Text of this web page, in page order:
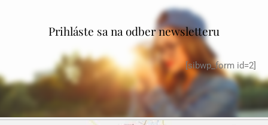
Prihláste sa na odber newsletteru
[sibwp_form id=2]